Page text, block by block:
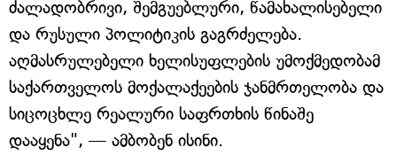
ძალადობრივი, შემგუებლური, წამახალისებელი
და რუსული პოლიტიკის გაგრძელება.
აღმასრულებელი ხელისუფლების უმოქმედობამ
საქართველოს მოქალაქეების ჯანმრთელობა და
სიცოცხლე რეალური საფრთხის წინაშე
დააყენა", — ამბობენ ისინი.